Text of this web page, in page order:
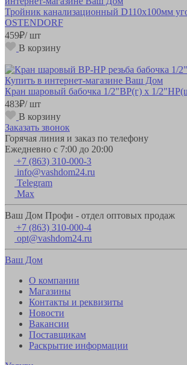
Тройник канализационный D110х100мм
OSTENDORF
459₽/ шт
В корзину
Кран шаровый бабочка 1/2"ВР(г) х 1/
483₽/ шт
В корзину
Заказать звонок
Горячая линия и заказ по телефону
Ежедневно с 7:00 до 20:00
+7 (863) 310-000-3
info@vashdom24.ru
Telegram
Max
Ваш Дом Профи - отдел оптовых продаж
+7 (863) 310-000-4
opt@vashdom24.ru
Ваш Дом
О компании
Магазины
Контакты и реквизиты
Новости
Вакансии
Поставщикам
Раскрытие информации